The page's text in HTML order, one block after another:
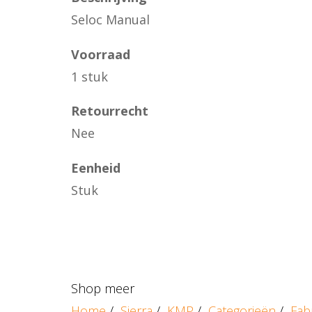
Seloc Manual
Voorraad
1 stuk
Retourrecht
Nee
Eenheid
Stuk
Shop meer